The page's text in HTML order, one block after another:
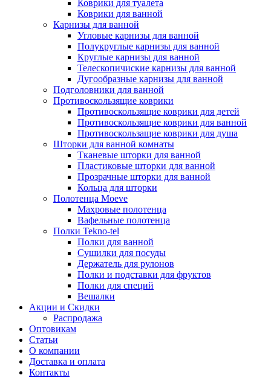
Коврики для туалета
Коврики для ванной
Карнизы для ванной
Угловые карнизы для ванной
Полукруглые карнизы для ванной
Круглые карнизы для ванной
Телескопичиские карнизы для ванной
Дугообразные карнизы для ванной
Подголовники для ванной
Противоскользящие коврики
Противоскользящие коврики для детей
Противоскользящие коврики для ванной
Противоскользащие коврики для душа
Шторки для ванной комнаты
Тканевые шторки для ванной
Пластиковые шторки для ванной
Прозрачные шторки для ванной
Кольца для шторки
Полотенца Moeve
Махровые полотенца
Вафельные полотенца
Полки Tekno-tel
Полки для ванной
Сушилки для посуды
Держатель для рулонов
Полки и подставки для фруктов
Полки для специй
Вешалки
Акции и Скидки
Распродажа
Оптовикам
Статьи
О компании
Доставка и оплата
Контакты